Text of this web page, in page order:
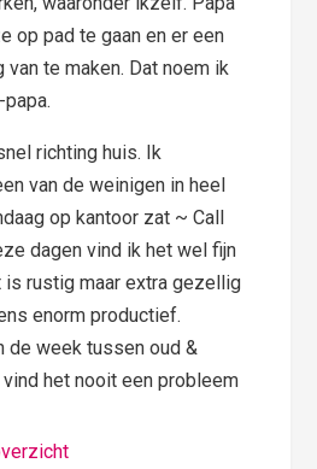
op pad te gaan en er een
van te maken. Dat noem ik
richting huis. Ik
van de weinigen in heel
op kantoor zat ~ Call
dagen vind ik het wel fijn
is rustig maar extra gezellig
enorm productief.
de week tussen oud &
het nooit een probleem